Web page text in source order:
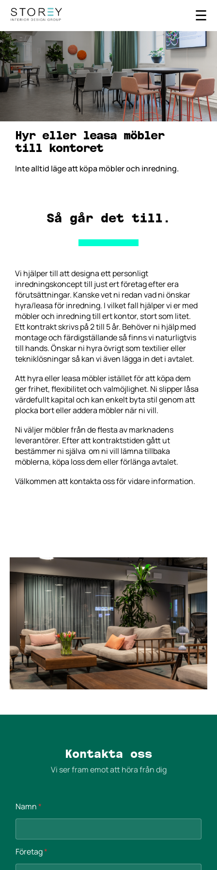
☰
Hyr eller leasa möbler
till kontoret
Inte alltid läge att köpa möbler och inredning.
Så går det till.
Vi hjälper till att designa ett personligt
inredningskoncepttill just ert företag efter era
förutsättningar. Kanske vet ni redan vad ni önskar
hyra/leasaför inredning. I vilket fall hjälper vi er med
möbler och inredning till ert kontor, stort som litet.
Ett kontrakt skrivs på 2 till 5 år. Behöver ni hjälp med
montage och färdigställande så finns vi naturligtvis
till hands. Önskar ni hyra övrigt som textilier eller
tekniklösningar så kan vi även lägga in det i avtalet.
Att hyra eller leasa möbler istället för att köpa dem
ger frihet, flexibilitet och valmöjlighet. Ni slipper låsa
värdefullt kapital och kan enkelt byta stil genom att
plocka bort eller addera möbler när ni vill.
Ni väljer möbler från de flesta av marknadens
leverantörer. Efter att kontraktstiden gått ut
bestämmer ni själva om ni vill lämna tillbaka
möblerna, köpa loss dem eller förlänga avtalet.
Välkommen attkontakta ossför vidare information.
Kontakta oss
Vi ser fram emot att höra från dig
Namn*
Företag*